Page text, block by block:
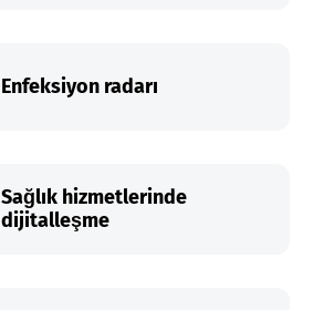
Enfeksiyon radarı
Sağlık hizmetlerinde
dijitalleşme